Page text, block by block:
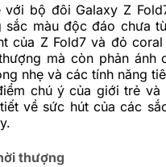
với bộ đôi Galaxy Z
sắc màu độc đáo chưa
của Z Fold7 và đỏ coral
mà còn phản ánh
nhẹ và các tính năng
chú ý của giới trẻ và
về sức hút của các
thượng